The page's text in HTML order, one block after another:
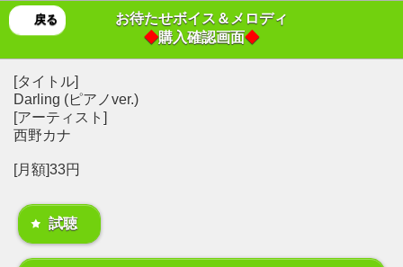
戻る
お待たせボイス＆メロディ
◆購入確認画面◆
[タイトル]
Darling (ピアノver.)
[アーティスト]
西野カナ
[月額]33円
試聴